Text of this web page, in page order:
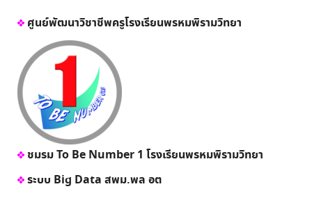
ศูนย์พัฒนาวิชาชีพครูโรงเรียนพรหมพิรามวิทยา
ชมรม To Be Number 1 โรงเรียนพรหมพิรามวิทยา
ระบบ Big Data สพม.พล อต